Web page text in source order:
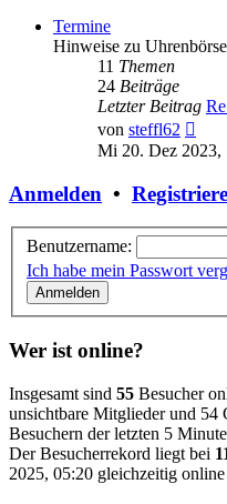
Termine
Hinweise zu
11 Themen
24 Beiträge
Letzter Beitrag
von steffl62
Mi 20. Dez 2023,
Anmelden •
Benutzername:
Ich habe mein Passwort
Wer ist online?
Insgesamt sind 55 Besucher
unsichtbare Mitglieder und 54
Besuchern der letzten 5
Der Besucherrekord liegt bei
2025, 05:20 gleichzeitig